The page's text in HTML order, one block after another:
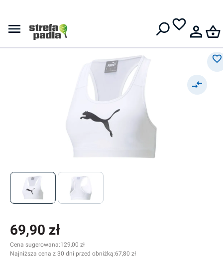
Puma Top Mid Impact 4Keeps
Bra - puma white
69,90 zł
Cena sugerowana:129,00 zł
Najniższa cena z 30 dni przed obniżką:67,80 zł